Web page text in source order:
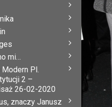
mi…
Modern Pl.
2 –
26-02-2020
znaczy Janusz